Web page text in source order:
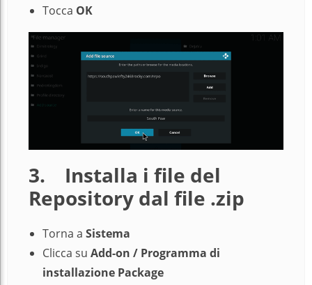
Tocca OK
3. Installa i file del
Repository dal file .zip
Torna a Sistema
Clicca su Add-on / Programma di
installazione Package